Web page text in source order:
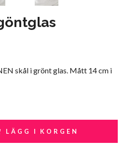
skål i grönt glas. Mått 14 cm i
LÄGG I KORGEN